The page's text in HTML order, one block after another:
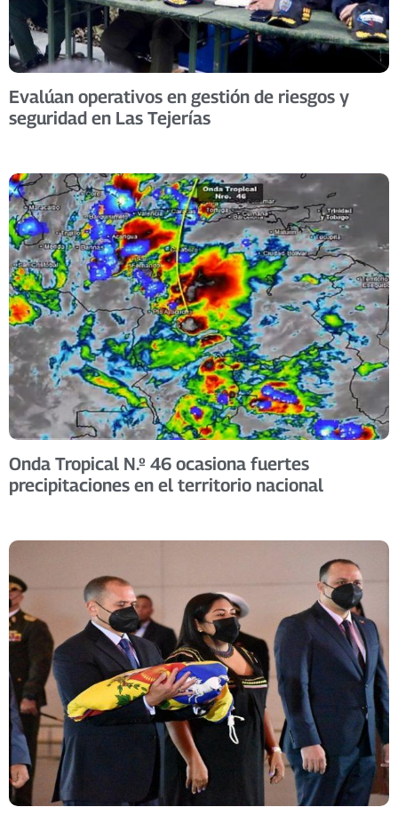
Evalúan operativos en gestión de riesgos y
seguridad en Las Tejerías
Onda Tropical N.º 46 ocasiona fuertes
precipitaciones en el territorio nacional